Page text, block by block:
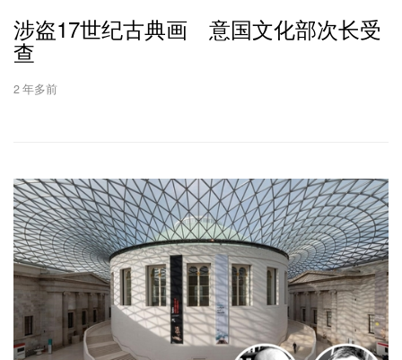
涉盗17世纪古典画 意国文化部次长受
查
2 年多前